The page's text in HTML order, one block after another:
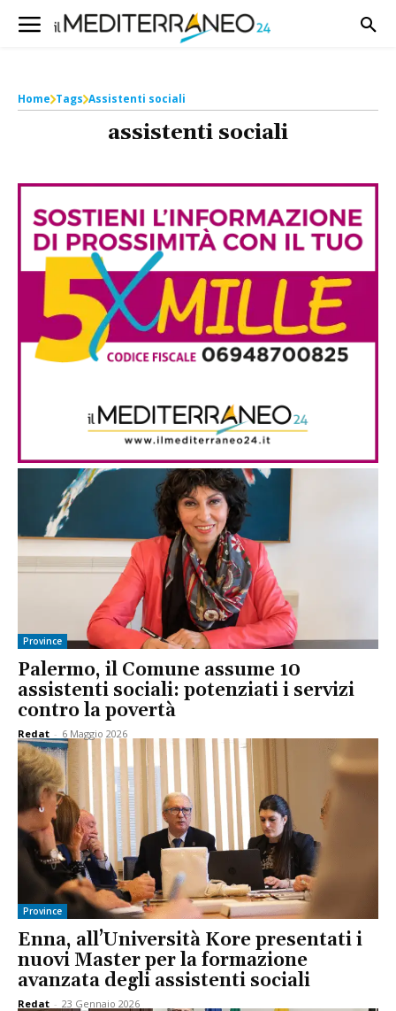
Home Tags Assistenti sociali
assistenti sociali
Province
Palermo, il Comune assume 10
assistenti sociali: potenziati i servizi
contro la povertà
Redat - 6 Maggio 2026
Province
Enna, all’Università Kore presentati i
nuovi Master per la formazione
avanzata degli assistenti sociali
Redat - 23 Gennaio 2026